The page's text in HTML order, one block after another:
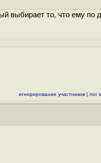
выбирает то, что ему по
игнорирование участников | лог